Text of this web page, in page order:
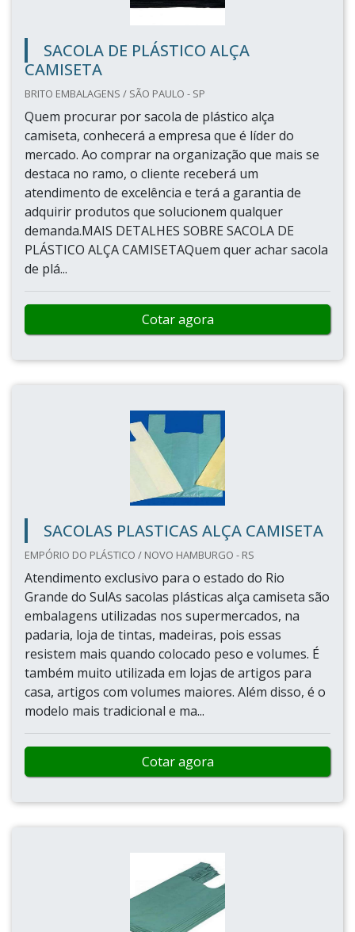
SACOLA DE PLÁSTICO ALÇA
CAMISETA
BRITO EMBALAGENS / SÃO PAULO - SP
Quem procurar por sacola de plástico alça
camiseta, conhecerá a empresa que é líder do
mercado. Ao comprar na organização que mais se
destaca no ramo, o cliente receberá um
atendimento de excelência e terá a garantia de
adquirir produtos que solucionem qualquer
demanda.MAIS DETALHES SOBRE SACOLA DE
PLÁSTICO ALÇA CAMISETAQuem quer achar sacola
de plá...
Cotar agora
SACOLAS PLASTICAS ALÇA CAMISETA
EMPÓRIO DO PLÁSTICO / NOVO HAMBURGO - RS
Atendimento exclusivo para o estado do Rio
Grande do SulAs sacolas plásticas alça camiseta são
embalagens utilizadas nos supermercados, na
padaria, loja de tintas, madeiras, pois essas
resistem mais quando colocado peso e volumes. É
também muito utilizada em lojas de artigos para
casa, artigos com volumes maiores. Além disso, é o
modelo mais tradicional e ma...
Cotar agora